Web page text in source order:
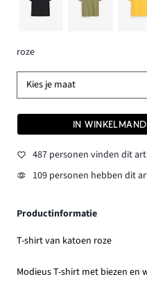
roze
Kies je maat
IN
487 personen vinden dit
109 personen hebben dit
Productinformatie
T-shirt van katoen roze
Modieus T-shirt met biezen en